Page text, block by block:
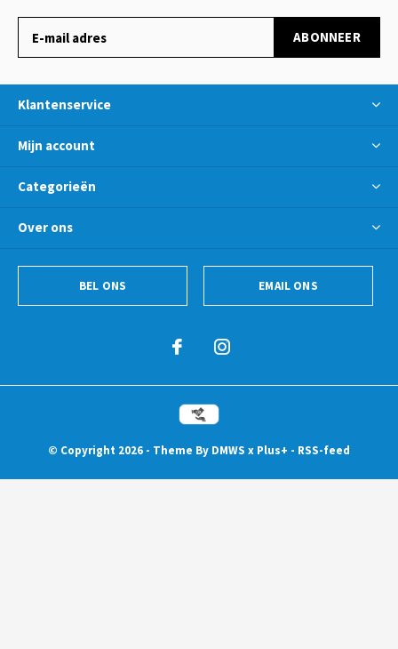
ABONNEER
Klantenservice
Mijn account
Categorieën
Over ons
BEL ONS EMAIL ONS
© Copyright 2026 - Theme By DMWS x Plus+ - RSS-feed